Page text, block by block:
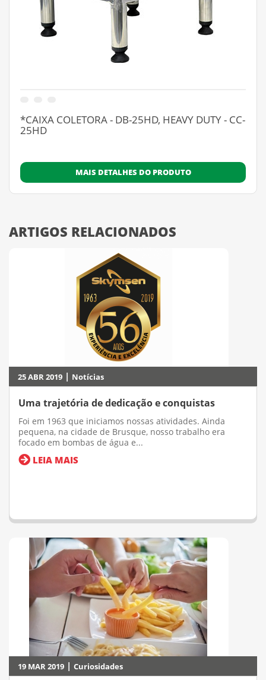
*CAIXA COLETORA - DB-25HD, HEAVY DUTY - CC-
25HD
MAIS DETALHES DO PRODUTO
ARTIGOS RELACIONADOS
25 ABR 2019 | Notícias
Uma trajetória de dedicação e conquistas
Foi em 1963 que iniciamos nossas atividades. Ainda
pequena, na cidade de Brusque, nosso trabalho era
focado em bombas de água e...
LEIA MAIS
19 MAR 2019 | Curiosidades